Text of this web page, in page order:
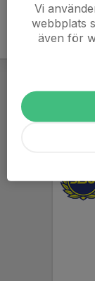
Vi
webbplats
även för